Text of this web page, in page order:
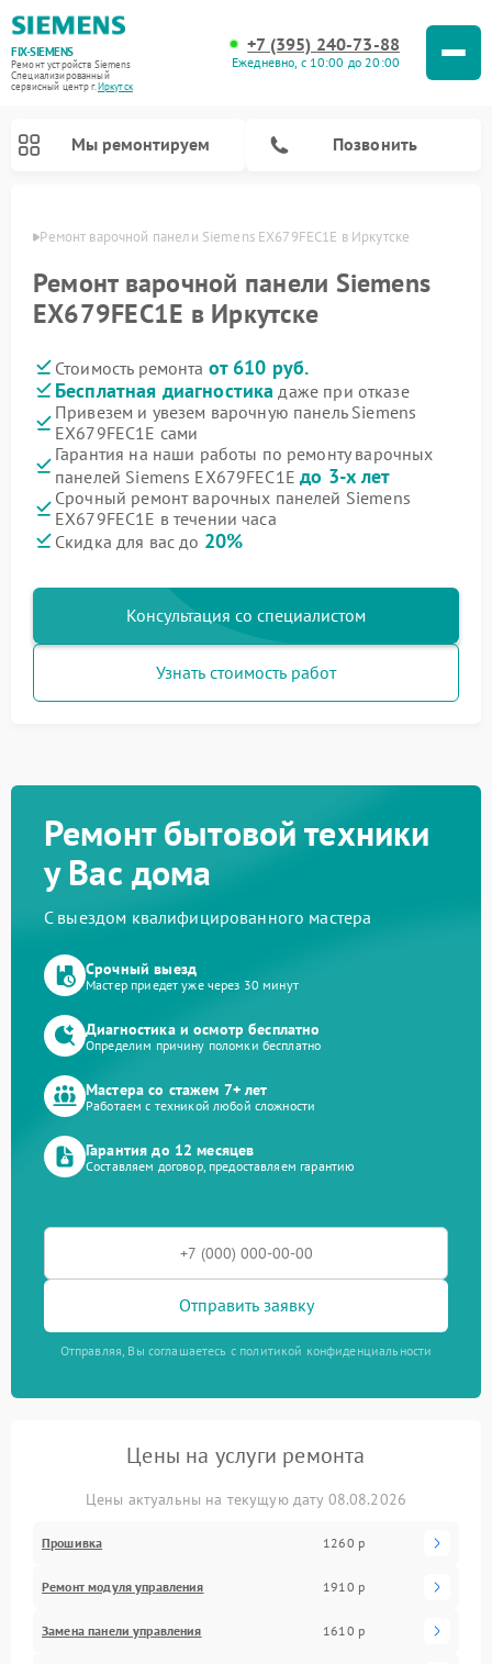
FIX-SIEMENS
Ремонт устройств Siemens
Специализированный
cервисный центр г.Иркутск
+7 (395) 240-73-88
Ежедневно, с 10:00 до 20:00
Мы ремонтируем Позвонить
Ремонт варочной панели Siemens EX679FEC1E в Иркутске
Ремонт варочной панели Siemens
EX679FEC1E в Иркутске
Стоимость ремонта от 610 руб.
Бесплатная диагностика даже при отказе
Привезем и увезем варочную панель Siemens
EX679FEC1E сами
Гарантия на наши работы по ремонту варочных
панелей Siemens EX679FEC1Eдо 3-х лет
Срочный ремонт варочных панелей Siemens
EX679FEC1E в течении часа
Скидка для вас до 20%
Консультация со специалистом
Узнать стоимость работ
Ремонт бытовой техники
у Вас дома
С выездом квалифицированного мастера
Срочный выезд
Мастер приедет уже через 30 минут
Диагностика и осмотр бесплатно
Определим причину поломки бесплатно
Мастера со стажем 7+ лет
Работаем с техникой любой сложности
Гарантия до 12 месяцев
Составляем договор, предоставляем гарантию
Отправить заявку
Отправляя, Вы соглашаетесь с политикой конфиденциальности
Цены на услуги ремонта
Цены актуальны на текущую дату 08.08.2026
Прошивка 1260 р
Ремонт модуля управления 1910 р
Замена панели управления 1610 р